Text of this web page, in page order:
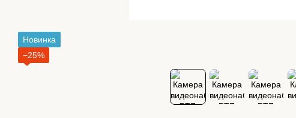
Новинка
−25%